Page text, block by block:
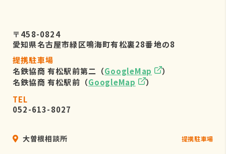
お客様がご自身の個人情報を弊社に提
供されるか否かは、お客様のご判断に
よりますが、もしご提供されない場合
には、適切なサービスが提供できない
場合がありますので予めご了承くださ
〒458-0824
愛知県名古屋市緑区鳴海町有松裏28番地の8
提携駐車場
名鉄協商 有松駅前第二（GoogleMap
）
名鉄協商 有松駅前（GoogleMap
）
TEL
052-613-8027
大曽根相談所 提携駐車場